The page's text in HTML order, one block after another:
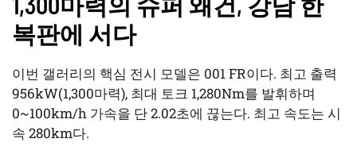
복판에 서다
이번 갤러리의 핵심 전시 모델은 001 FR이다. 최고 출력
956kW(1,300마력), 최대 토크 1,280Nm를 발휘하며
0~100km/h 가속을 단 2.02초에 끊는다. 최고 속도는 시
속 280km다.